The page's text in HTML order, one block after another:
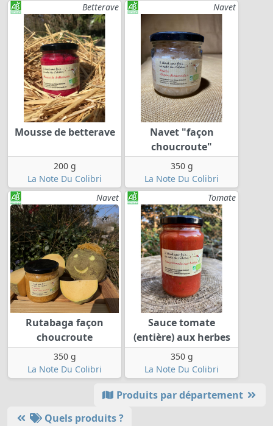
Betterave
Mousse de betterave
200 g
La Note Du Colibri
Navet
Navet "façon
choucroute"
350 g
La Note Du Colibri
Navet
Rutabaga façon
choucroute
350 g
La Note Du Colibri
Tomate
Sauce tomate
(entière) aux herbes
350 g
La Note Du Colibri
Produits par département
Quels produits ?